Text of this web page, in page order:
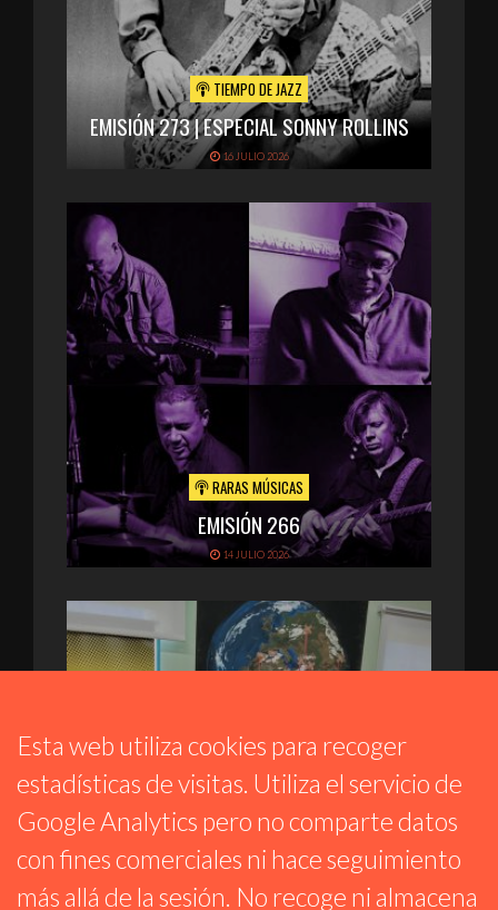
TIEMPO DE JAZZ
EMISIÓN 273 | ESPECIAL SONNY ROLLINS
16 JULIO 2026
RARAS MÚSICAS
EMISIÓN 266
14 JULIO 2026
ESPACIO COMÚN 15M
PENSIONISTAS APOSTANDO POR LA VIDA
CON UN ROTUNDO NO A LA GUERRA Y UN NO
Esta web utiliza cookies para recoger
estadísticas de visitas. Utiliza el servicio de
Google Analytics pero no comparte datos
con fines comerciales ni hace seguimiento
más allá de la sesión. No recoge ni almacena